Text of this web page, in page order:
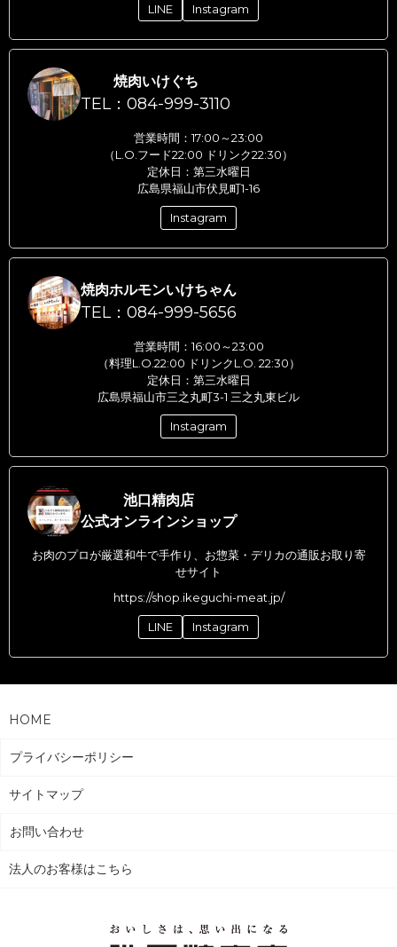
LINE Instagram
焼肉いけぐち
TEL：084-999-3110
営業時間：17:00～23:00
（L.O.フード22:00 ドリンク22:30）
定休日：第三水曜日
広島県福山市伏見町1-16
Instagram
焼肉ホルモンいけちゃん
TEL：084-999-5656
営業時間：16:00～23:00
（料理L.O.22:00 ドリンクL.O. 22:30）
定休日：第三水曜日
広島県福山市三之丸町3-1 三之丸東ビル
Instagram
池口精肉店
公式オンラインショップ
お肉のプロが厳選和牛で手作り、お惣菜・デリカの通販お取り寄
せサイト
https://shop.ikeguchi-meat.jp/
LINE Instagram
HOME
プライバシーポリシー
サイトマップ
お問い合わせ
法人のお客様はこちら